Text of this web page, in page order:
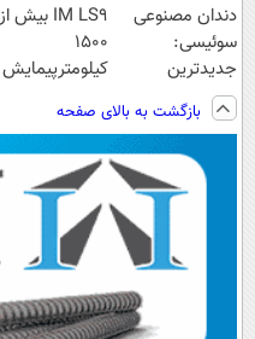
دندان مصنوعی
سوئیسی:
جدیدترین
فناوری اروپا،
سبک و مقاوم |
پرداخت قسطی
IM LS9 بیش از
1500
کیلومترپیمایش
بازگشت به بالای صفحه